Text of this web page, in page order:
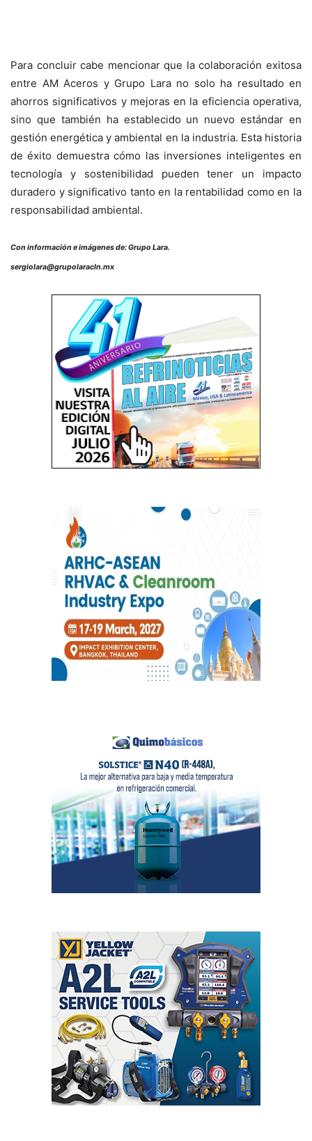
Para concluir cabe mencionar que la colaboración exitosa
entre AM Aceros y Grupo Lara no solo ha resultado en
ahorros significativos y mejoras en la eficiencia operativa,
sino que también ha establecido un nuevo estándar en
gestión energética y ambiental en la industria. Esta historia
de éxito demuestra cómo las inversiones inteligentes en
tecnología y sostenibilidad pueden tener un impacto
duradero y significativo tanto en la rentabilidad como en la
responsabilidad ambiental.
Con información e imágenes de: Grupo Lara.
sergiolara@grupolaracln.mx